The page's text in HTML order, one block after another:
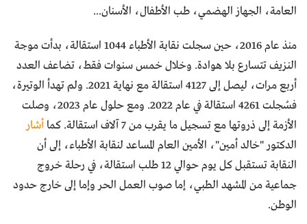
العامة، الجهاز الهضمي، طب الأطفال، الأسنان...
منذ عام 2016، حين سجلت نقابة الأطباء 1044 استقالة، بدأت موجة
النزيف تتسارع بلا هوادة. وخلال خمس سنوات فقط، تضاعف العدد
أربع مرات، ليصل إلى 4127 استقالة مع نهاية 2021. ولم تهدأ الوتيرة،
فسُجلت 4261 استقالة في عام 2022. ومع حلول عام 2023، وصلت
الأزمة إلى ذروتها مع تسجيل ما يقرب من 7 آلاف استقالة. كما
أشار
الدكتور "خالد أمين"، الأمين العام المساعد لنقابة الأطباء، إلى أن
النقابة تستقبل كل يوم حوالي 12 طلب استقالة، في رحلة خروج
جماعية من المشهد الطبي، إما صوب العمل الحر وإما إلى خارج حدود
الوطن.